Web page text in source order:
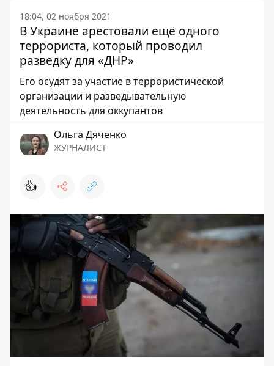
18:04, 02 ноября 2021
В Украине арестовали ещё одного
террориста, который проводил
разведку для «ДНР»
Его осудят за участие в террористической
организации и разведывательную
деятельность для оккупантов
Ольга Дяченко
ЖУРНАЛИСТ
👍